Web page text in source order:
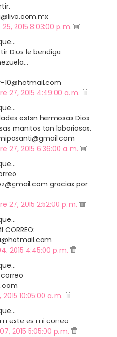
2015 8:03:00 p. m.
Dios le bendiga
10@hotmail.com
27, 2015 4:49:00 a. m.
estsn hermosas Dios
manitos tan laboriosas.
27, 2015 6:36:00 a. m.
gracias por
27, 2015 2:52:00 p. m.
CORREO:
2015 4:45:00 p. m.
10:05:00 a. m.
este es mi correo
2015 5:05:00 p. m.